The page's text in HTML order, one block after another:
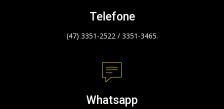
Telefone
(47) 3351-2522 / 3351-3465.
Whatsapp